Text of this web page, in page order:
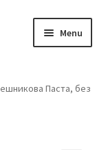
Menu
Паста, без